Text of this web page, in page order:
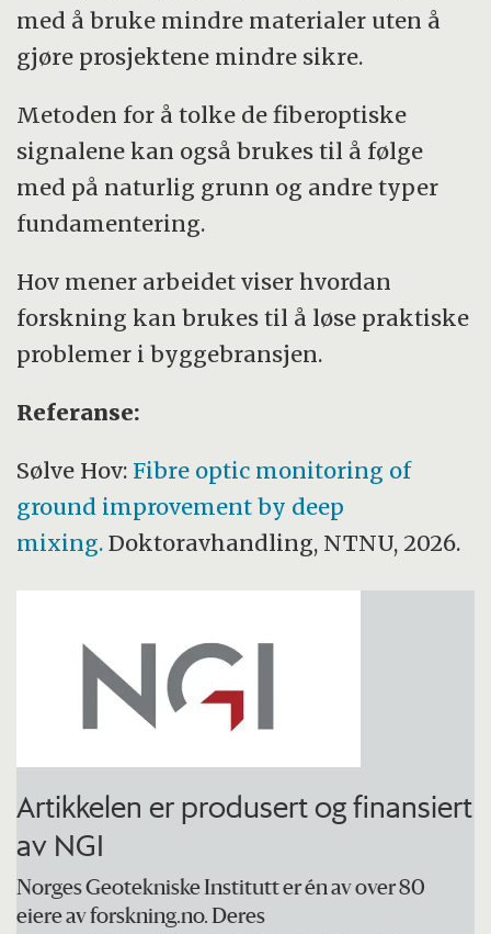
med å bruke mindre materialer uten å
gjøre prosjektene mindre sikre.
Metoden for å tolke de fiberoptiske
signalene kan også brukes til å følge
med på naturlig grunn og andre typer
fundamentering.
Hov mener arbeidet viser hvordan
forskning kan brukes til å løse praktiske
problemer i byggebransjen.
Referanse:
Sølve Hov:Fibre optic monitoring of
ground improvement by deep
mixing. Doktoravhandling, NTNU, 2026.
Artikkelen er produsert og finansiert
av NGI
Norges Geotekniske Institutt er én av over 80
eiere av forskning.no. Deres